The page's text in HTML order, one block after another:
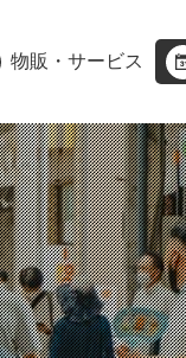
物販・サービス